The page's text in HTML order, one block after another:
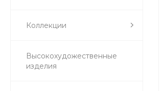
Коллекции
Высокохудожественные
изделия